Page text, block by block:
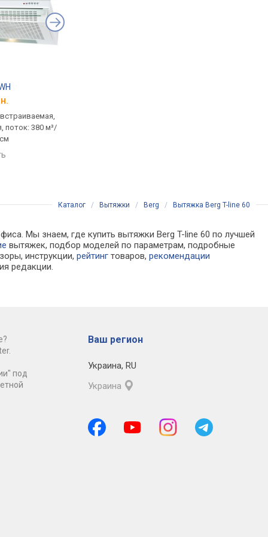
поток: 380 м³/
Каталог / Вытяжки / Berg / Вытяжка Berg T-line 60
Мы знаем, где купить вытяжки Berg T-line 60 по лучшей
вытяжек, подбор моделей по параметрам, подробные
инструкции,рейтинг товаров,рекомендации
редакции.
под
Ваш регион
Украина, RU
Украина